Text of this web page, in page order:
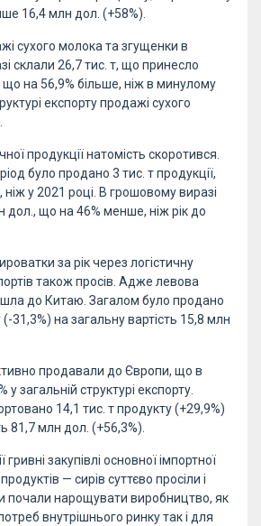
16,4 млн дол. (+58%).
сухого молока та згущенки в
склали 26,7 тис. т, що принесло
що на 56,9% більше, ніж в минулому
експорту продажі сухого
продукції натомість скоротився.
було продано 3 тис. т продукції,
у 2021 році. В грошовому виразі
дол., що на 46% менше, ніж рік до
за рік через логістичну
також просів. Адже левова
до Китаю. Загалом було продано
31,3%) на загальну вартість 15,8 млн
продавали до Європи, що в
у загальній структурі експорту.
14,1 тис. т продукту (+29,9%)
81,7 млн дол. (+56,3%).
закупівлі основної імпортної
— сирів суттєво просіли і
почали нарощувати виробництво, як
внутрішнього ринку так і для